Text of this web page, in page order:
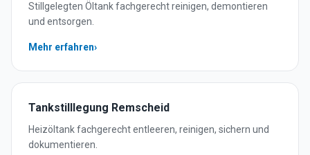
Stillgelegten Öltank fachgerecht reinigen, demontieren
und entsorgen.
Mehr erfahren›
Tankstilllegung Remscheid
Heizöltank fachgerecht entleeren, reinigen, sichern und
dokumentieren.